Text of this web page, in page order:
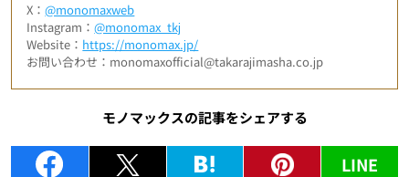
X：@monomaxweb
Instagram：@monomax_tkj
Website： https://monomax.jp/
お問い合わせ：monomaxofficial@takarajimasha.co.jp
モノマックスの記事をシェアする
LINE